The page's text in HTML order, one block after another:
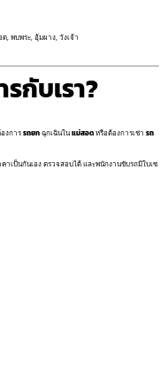
, พบพระ, อุ้มผาง, วังเจ้า
กับเรา?
งการรถยกฉุกเฉินในแม่สอดหรือต้องการเช่า รถ
เป็นกันเอง ตรวจสอบได้ และพนักงานขับรถมีใบเซ